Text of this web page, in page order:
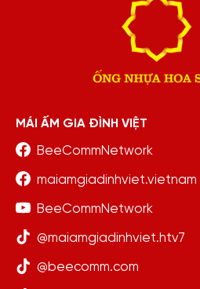
MÁI ẤM GIA ĐÌNH VIỆT
BeeCommNetwork
maiamgiadinhviet.vietnam
BeeCommNetwork
@maiamgiadinhviet.htv7
@beecomm.com